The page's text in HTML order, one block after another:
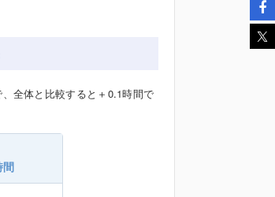
全体と比較すると＋0.1時間で
間